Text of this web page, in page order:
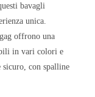
bavagli
unica.
offrono una
in vari colori e
con spalline